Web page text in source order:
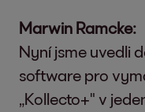
Marwin Ramcke:
Nyní jsme uvedli
software pro
„Kollecto+" v